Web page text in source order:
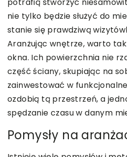
nie tylko będzie służyć do
stanie się prawdziwą
Aranżując wnętrze, warto
okna. Ich powierzchnia nie
część ściany, skupiając na
zainwestować w
ozdobią tą przestrzeń, a
spędzanie czasu w danym
Pomysły na